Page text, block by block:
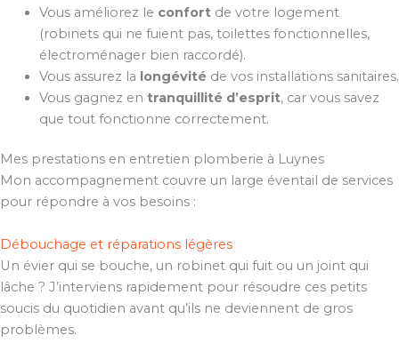
Vous améliorez le confortde votre logement
(robinets qui ne fuient pas, toilettes fonctionnelles,
électroménager bien raccordé).
Vous assurez la longévitéde vos installations sanitaires.
Vous gagnez en tranquillité d’esprit, car vous savez
que tout fonctionne correctement.
Mes prestations en entretien plomberie à Luynes
Mon accompagnement couvre un large éventail de services
pour répondre à vos besoins :
Débouchage et réparations légères
Un évier qui se bouche, un robinet qui fuit ou un joint qui
lâche ? J’interviens rapidement pour résoudre ces petits
soucis du quotidien avant qu’ils ne deviennent de gros
problèmes.